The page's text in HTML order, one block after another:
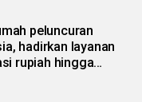
peluncuran
hadirkan layanan
rupiah hingga